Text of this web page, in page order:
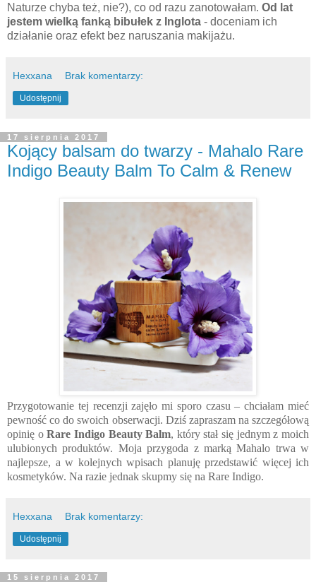
Naturze chyba też, nie?), co od razu zanotowałam. Od lat
jestem wielką fanką bibułek z Inglota - doceniam ich
działanie oraz efekt bez naruszania makijażu.
Hexxana Brak komentarzy:
Udostępnij
17 sierpnia 2017
Kojący balsam do twarzy - Mahalo Rare
Indigo Beauty Balm To Calm & Renew
Przygotowanie tej recenzji zajęło mi sporo czasu – chciałam mieć
pewność co do swoich obserwacji. Dziś zapraszam na szczegółową
opinię oRare Indigo Beauty Balm, który stał się jednym z moich
ulubionych produktów. Moja przygoda z marką Mahalo trwa w
najlepsze, a w kolejnych wpisach planuję przedstawić więcej ich
kosmetyków. Na razie jednak skupmy się na Rare Indigo.
Hexxana Brak komentarzy:
Udostępnij
15 sierpnia 2017